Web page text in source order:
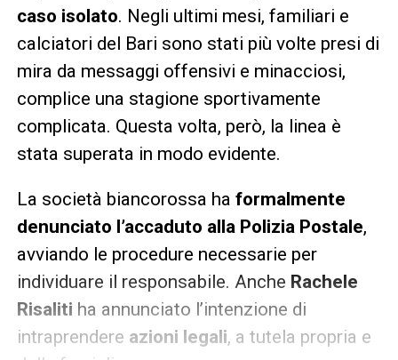
caso isolato. Negli ultimi mesi, familiari e
calciatori del Bari sono stati più volte presi di
mira da messaggi offensivi e minacciosi,
complice una stagione sportivamente
complicata. Questa volta, però, la linea è
stata superata in modo evidente.
La società biancorossa ha formalmente
denunciato l’accaduto alla Polizia Postale,
avviando le procedure necessarie per
individuare il responsabile. Anche Rachele
Risaliti ha annunciato l’intenzione di
intraprendere azioni legali, a tutela propria e